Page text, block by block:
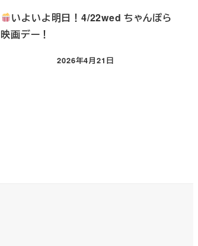
いよいよ明日！4/22wed ちゃんぽら
映画デー！
投稿日
2026年4月21日